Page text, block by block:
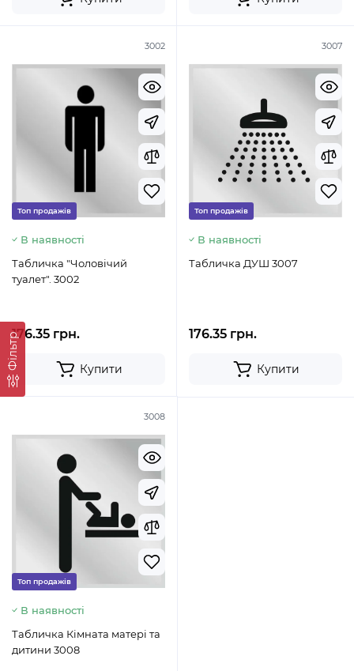
Фільтр
3002
Топ продажів
В наявності
Табличка "Чоловічий
туалет". 3002
176.35 грн.
Купити
3007
Топ продажів
В наявності
Табличка ДУШ 3007
176.35 грн.
Купити
3008
Топ продажів
В наявності
Табличка Кімната матері та
дитини 3008